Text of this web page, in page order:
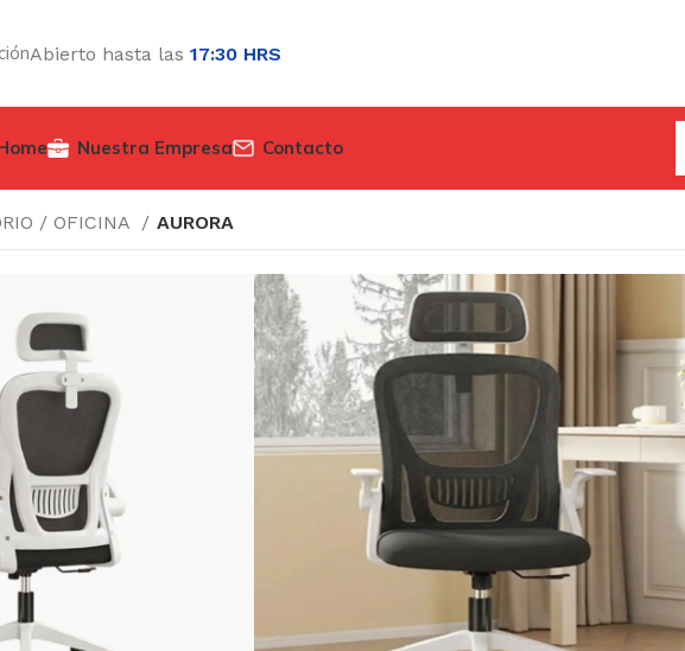
Abierto hasta las 17:30 HRS
Nuestra Empresa Contacto
/ OFICINA AURORA
AURORA
$58.310 (IVA incluido)
AGREGAR AL CARRITO
COMPRAR
Añadir a la lista de deseos